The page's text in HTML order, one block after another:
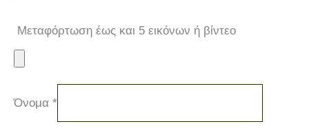
Μεταφόρτωση έως και 5 εικόνων ή βίντεο
Όνομα *